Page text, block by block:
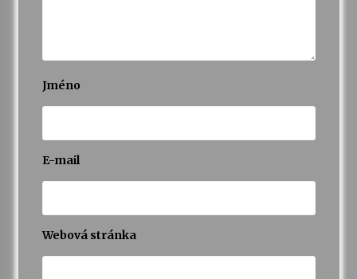
Jméno
E-mail
Webová stránka